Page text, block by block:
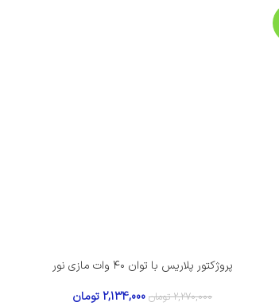
پروژکتور پلاریس با توان ۴۰ وات مازی نور
2,270,000 تومان 2,134,000تومان